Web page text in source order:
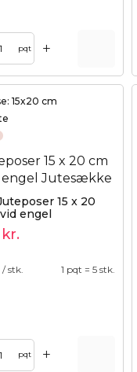
pqt +
Tilføj til kurv
15x20 cm
15 x 20
engel
kr.
/ stk. 1 pqt = 5 stk.
pqt +